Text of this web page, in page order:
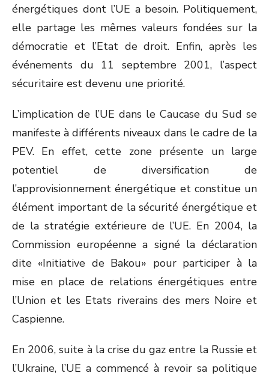
énergétiques dont l’UE a besoin. Politiquement,
elle partage les mêmes valeurs fondées sur la
démocratie et l’Etat de droit. Enfin, après les
événements du 11 septembre 2001, l’aspect
sécuritaire est devenu une priorité.
L’implication de l’UE dans le Caucase du Sud se
manifeste à différents niveaux dans le cadre de la
PEV. En effet, cette zone présente un large
potentiel de diversification de
l’approvisionnement énergétique et constitue un
élément important de la sécurité énergétique et
de la stratégie extérieure de l’UE. En 2004, la
Commission européenne a signé la déclaration
dite «Initiative de Bakou» pour participer à la
mise en place de relations énergétiques entre
l’Union et les Etats riverains des mers Noire et
Caspienne.
En 2006, suite à la crise du gaz entre la Russie et
l’Ukraine, l’UE a commencé à revoir sa politique